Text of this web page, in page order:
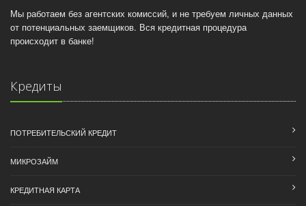
Мы работаем без агентских комиссий, и не требуем личных данных
от потенциальных заемщиков. Вся кредитная процедура
происходит в банке!
Кредиты
ПОТРЕБИТЕЛЬСКИЙ КРЕДИТ
МИКРОЗАЙМ
КРЕДИТНАЯ КАРТА